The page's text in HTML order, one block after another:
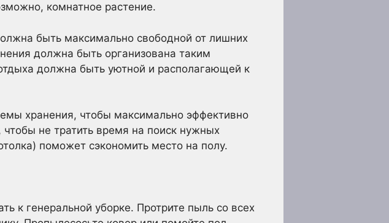
комнатное растение.
быть максимально свободной от лишних
должна быть организована таким
должна быть уютной и располагающей к
хранения, чтобы максимально эффективно
не тратить время на поиск нужных
поможет сэкономить место на полу.
к генеральной уборке. Протрите пыль со всех